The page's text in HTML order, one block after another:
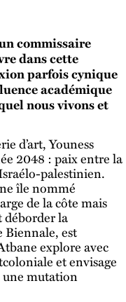
commissaire
dans cette
parfois cynique
académique
nous vivons et
d’art, Youness
2048 : paix entre la
palestinien.
île nommé
de la côte mais
déborder la
Biennale, est
explore avec
et envisage
mutation